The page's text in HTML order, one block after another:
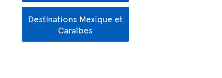
Destinations Mexique et
Caraïbes